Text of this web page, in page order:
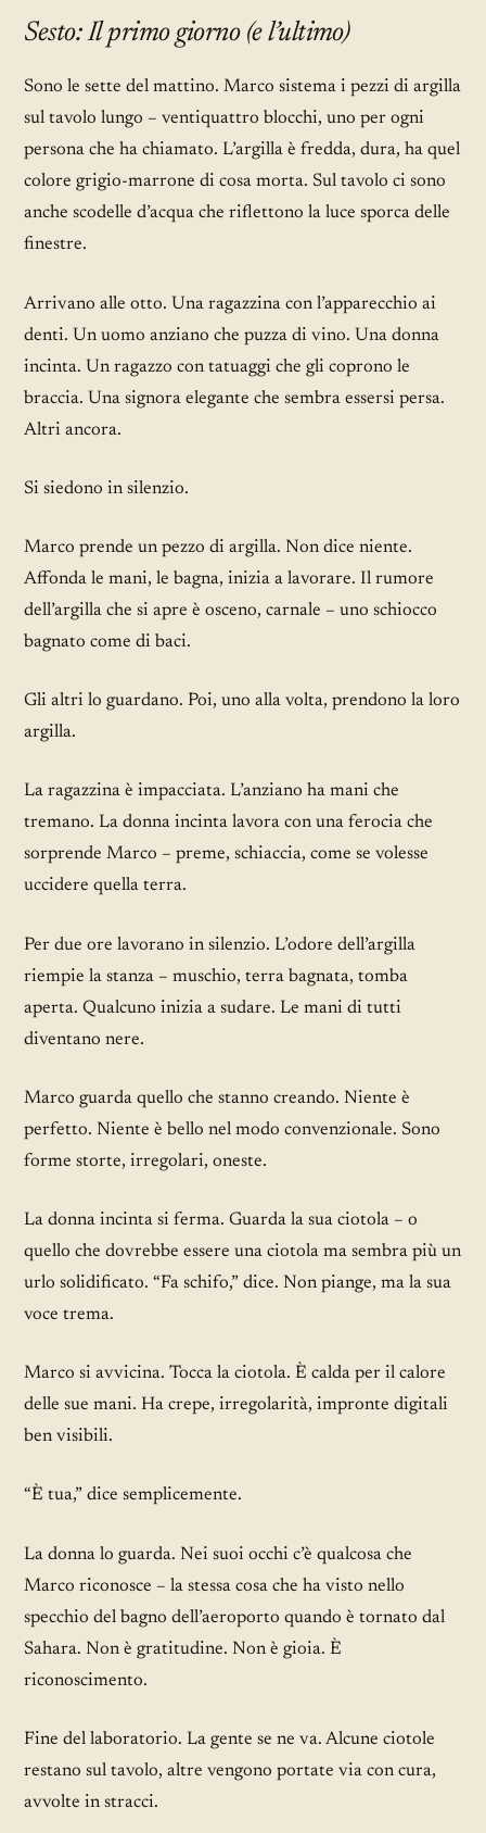
Sesto: Il primo giorno (e l’ultimo)
Sono le sette del mattino. Marco sistema i pezzi di argilla
sul tavolo lungo – ventiquattro blocchi, uno per ogni
persona che ha chiamato. L’argilla è fredda, dura, ha quel
colore grigio-marrone di cosa morta. Sul tavolo ci sono
anche scodelle d’acqua che riflettono la luce sporca delle
finestre.
Arrivano alle otto. Una ragazzina con l’apparecchio ai
denti. Un uomo anziano che puzza di vino. Una donna
incinta. Un ragazzo con tatuaggi che gli coprono le
braccia. Una signora elegante che sembra essersi persa.
Altri ancora.
Si siedono in silenzio.
Marco prende un pezzo di argilla. Non dice niente.
Affonda le mani, le bagna, inizia a lavorare. Il rumore
dell’argilla che si apre è osceno, carnale – uno schiocco
bagnato come di baci.
Gli altri lo guardano. Poi, uno alla volta, prendono la loro
argilla.
La ragazzina è impacciata. L’anziano ha mani che
tremano. La donna incinta lavora con una ferocia che
sorprende Marco – preme, schiaccia, come se volesse
uccidere quella terra.
Per due ore lavorano in silenzio. L’odore dell’argilla
riempie la stanza – muschio, terra bagnata, tomba
aperta. Qualcuno inizia a sudare. Le mani di tutti
diventano nere.
Marco guarda quello che stanno creando. Niente è
perfetto. Niente è bello nel modo convenzionale. Sono
forme storte, irregolari, oneste.
La donna incinta si ferma. Guarda la sua ciotola – o
quello che dovrebbe essere una ciotola ma sembra più un
urlo solidificato. “Fa schifo,” dice. Non piange, ma la sua
voce trema.
Marco si avvicina. Tocca la ciotola. È calda per il calore
delle sue mani. Ha crepe, irregolarità, impronte digitali
ben visibili.
“È tua,” dice semplicemente.
La donna lo guarda. Nei suoi occhi c’è qualcosa che
Marco riconosce – la stessa cosa che ha visto nello
specchio del bagno dell’aeroporto quando è tornato dal
Sahara. Non è gratitudine. Non è gioia. È
riconoscimento.
Fine del laboratorio. La gente se ne va. Alcune ciotole
restano sul tavolo, altre vengono portate via con cura,
avvolte in stracci.